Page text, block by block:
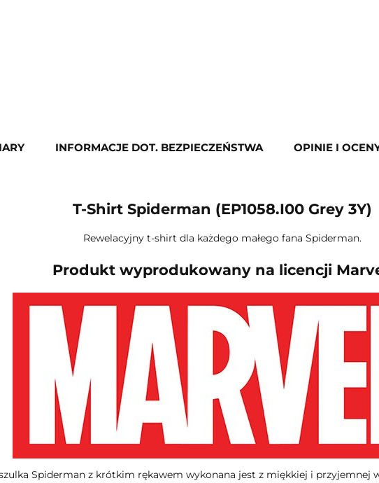
INFORMACJE DOT. BEZPIECZEŃSTWA OPINIE I
T-Shirt Spiderman (EP1058.I00 Grey 3Y)
Rewelacyjny t-shirt dla każdego małego fana Spiderman.
Produkt wyprodukowany na licencji
Spiderman z krótkim rękawem wykonana jest z miękkiej i przyjemnej